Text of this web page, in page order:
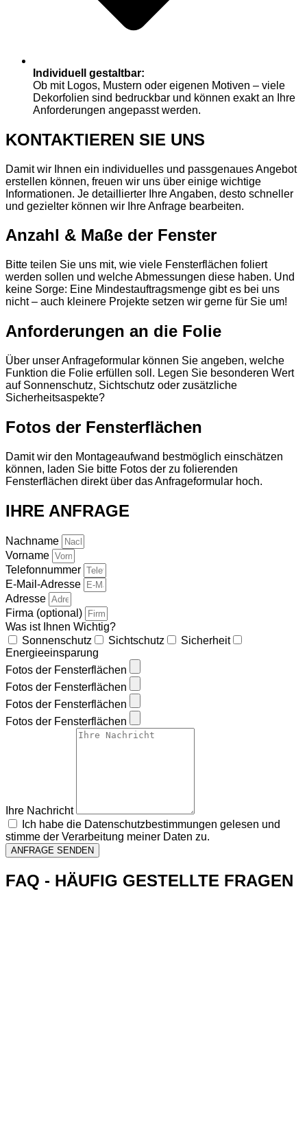
Individuell gestaltbar:
Ob mit Logos, Mustern oder eigenen Motiven – viele
Dekorfolien sind bedruckbar und können exakt an Ihre
Anforderungen angepasst werden.
KONTAKTIEREN SIE UNS
Damit wir Ihnen ein individuelles und passgenaues Angebot
erstellen können, freuen wir uns über einige wichtige
Informationen. Je detaillierter Ihre Angaben, desto schneller
und gezielter können wir Ihre Anfrage bearbeiten.
Anzahl & Maße der Fenster
Bitte teilen Sie uns mit, wie viele Fensterflächen foliert
werden sollen und welche Abmessungen diese haben. Und
keine Sorge: Eine Mindestauftragsmenge gibt es bei uns
nicht – auch kleinere Projekte setzen wir gerne für Sie um!
Anforderungen an die Folie
Über unser Anfrageformular können Sie angeben, welche
Funktion die Folie erfüllen soll. Legen Sie besonderen Wert
auf Sonnenschutz, Sichtschutz oder zusätzliche
Sicherheitsaspekte?
Fotos der Fensterflächen
Damit wir den Montageaufwand bestmöglich einschätzen
können, laden Sie bitte Fotos der zu folierenden
Fensterflächen direkt über das Anfrageformular hoch.
IHRE ANFRAGE
Nachname
Vorname
Telefonnummer
E-Mail-Adresse
Adresse
Firma (optional)
Was ist Ihnen Wichtig?
Sonnenschutz
Sichtschutz
Sicherheit
Energieeinsparung
Fotos der Fensterflächen
Fotos der Fensterflächen
Fotos der Fensterflächen
Fotos der Fensterflächen
Ihre Nachricht
Ich habe die Datenschutzbestimmungen gelesen und
stimme der Verarbeitung meiner Daten zu.
ANFRAGE SENDEN
FAQ - HÄUFIG GESTELLTE FRAGEN